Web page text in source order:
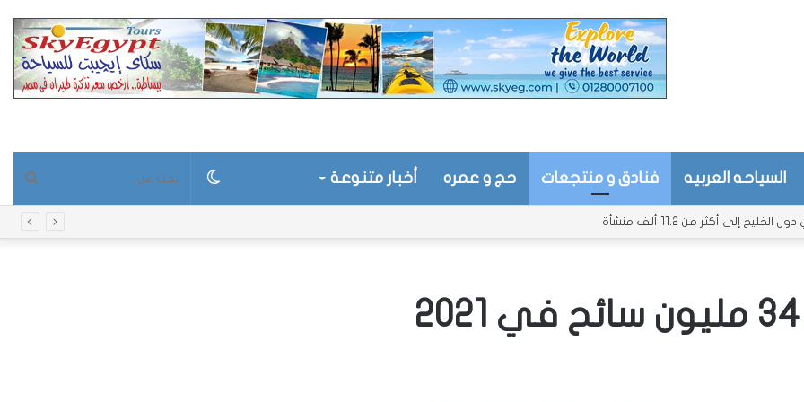
السياحه العربيه فنادق و منتجعات حج و عمره أخبار متنوعة بحث الوضع
إلى أكثر من 11.2 ألف منشأة